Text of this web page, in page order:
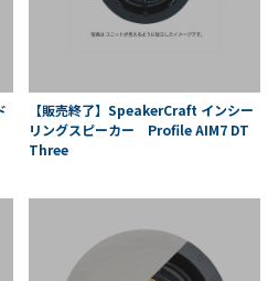
【販売終了】SpeakerCraft インシー
リングスピーカー Profile AIM7 DT
Three